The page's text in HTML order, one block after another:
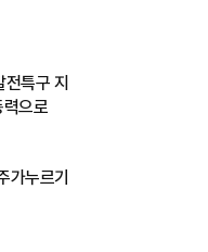
특구 지
으로
가누르기